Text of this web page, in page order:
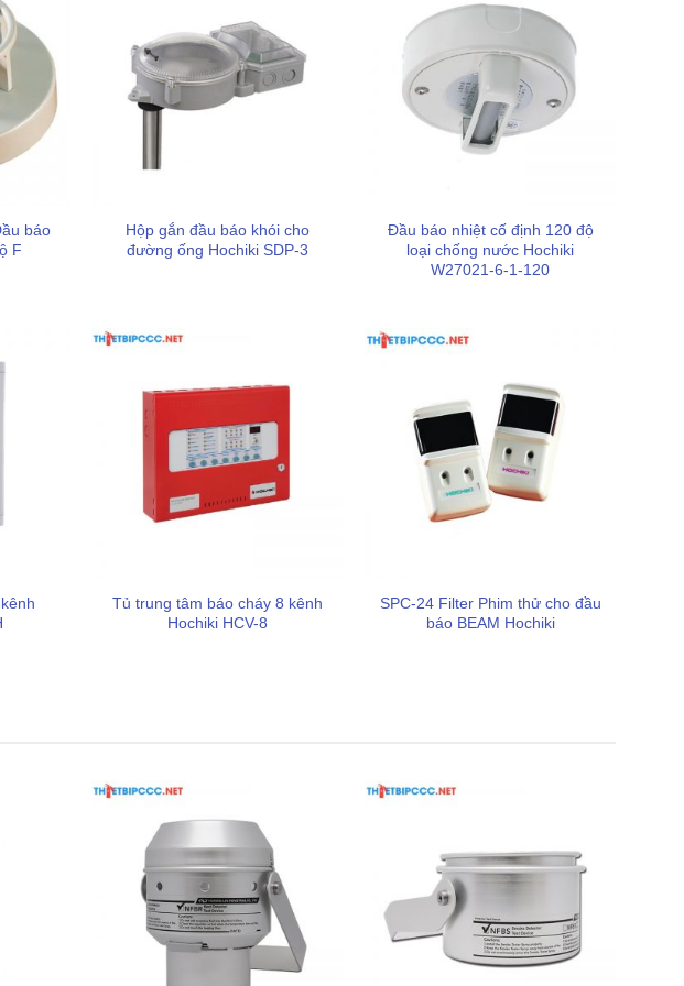
nhằm đảm bảo
bỏ báo động
1 giây. Nếu tín
báo
F
Hộp gắn đầu báo khói cho
đường ống Hochiki SDP-3
Đầu báo nhiệt cố định 120 độ
loại chống nước Hochiki
W27021-6-1-120
Tủ trung tâm báo cháy 8 kênh
Hochiki HCV-8
SPC-24 Filter Phim thử cho đầu
báo BEAM Hochiki